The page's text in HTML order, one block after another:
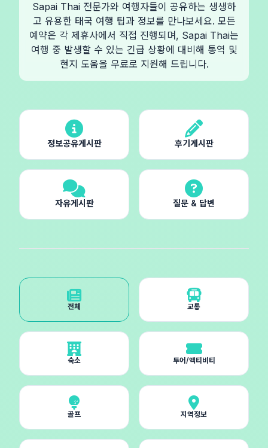
Sapai Thai 전문가와 여행자들이 공유하는 생생하
고 유용한 태국 여행 팁과 정보를 만나보세요. 모든
예약은 각 제휴사에서 직접 진행되며, Sapai Thai는
여행 중 발생할 수 있는 긴급 상황에 대비해 통역 및
현지 도움을 무료로 지원해 드립니다.
정보공유게시판 후기게시판
자유게시판 질문 & 답변
전체 교통
숙소 투어/액티비티
골프 지역정보